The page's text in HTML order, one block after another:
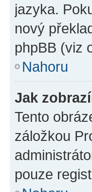
jazyka.
nový
phpBB (viz
Nahoru
Jak
Tento
záložkou
pouze